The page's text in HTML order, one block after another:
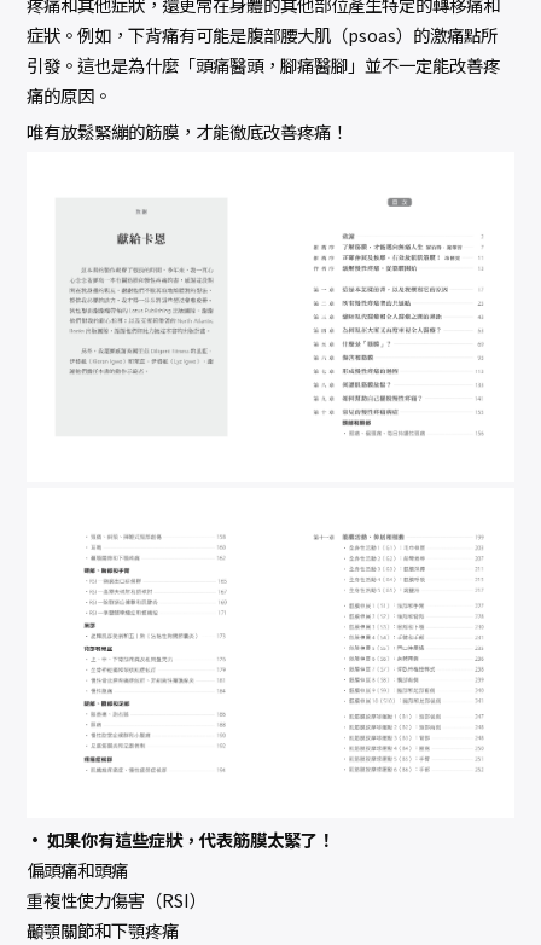
症狀。例如，下背痛有可能是腹部腰大肌（psoas）的激痛點所
引發。這也是為什麼「頭痛醫頭，腳痛醫腳」並不一定能改善疼
痛的原因。
唯有放鬆緊繃的筋膜，才能徹底改善疼痛！
• 如果你有這些症狀，代表筋膜太緊了！
偏頭痛和頭痛
重複性使力傷害（RSI）
顳顎關節和下顎疼痛